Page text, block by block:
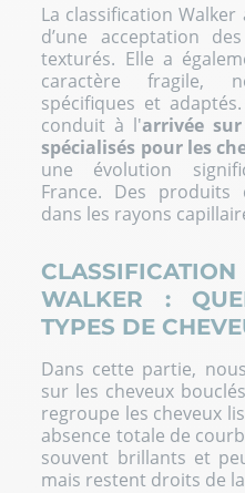
La classification Walker
d’une acceptation
texturés. Elle a
caractère fragile,
spécifiques et
conduit à l'arrivée
spécialisés pour les
une évolution
France. Des
dans les rayons
WALKER :
TYPES DE
Dans cette partie,
sur les cheveux
regroupe les cheveux
absence totale de
souvent brillants et
mais restent droits de